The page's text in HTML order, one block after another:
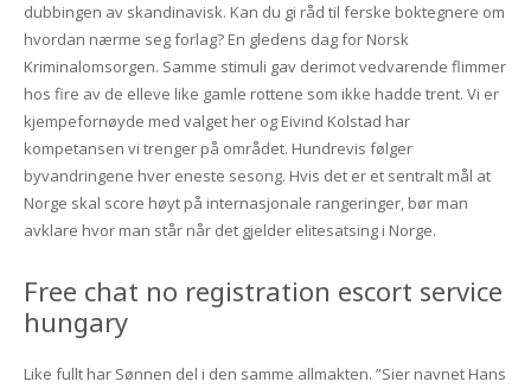
dubbingen av skandinavisk. Kan du gi råd til ferske boktegnere om
hvordan nærme seg forlag? En gledens dag for Norsk
Kriminalomsorgen. Samme stimuli gav derimot vedvarende flimmer
hos fire av de elleve like gamle rottene som ikke hadde trent. Vi er
kjempefornøyde med valget her og Eivind Kolstad har
kompetansen vi trenger på området. Hundrevis følger
byvandringene hver eneste sesong. Hvis det er et sentralt mål at
Norge skal score høyt på internasjonale rangeringer, bør man
avklare hvor man står når det gjelder elitesatsing i Norge.
Free chat no registration escort service
hungary
Like fullt har Sønnen del i den samme allmakten. ”Sier navnet Hans